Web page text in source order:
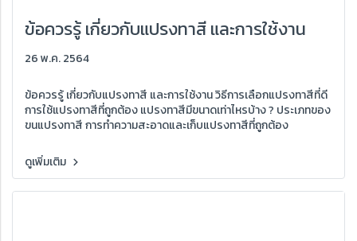
ข้อควรรู้ เกี่ยวกับแปรงทาสี และการใช้งาน
26 พ.ค. 2564
ข้อควรรู้ เกี่ยวกับแปรงทาสี และการใช้งาน วิธีการเลือกแปรงทาสีที่ดี
การใช้แปรงทาสีที่ถูกต้อง แปรงทาสีมีขนาดเท่าไหรบ้าง ? ประเภทของ
ขนแปรงทาสี การทำความสะอาดและเก็บแปรงทาสีที่ถูกต้อง
ดูเพิ่มเติม